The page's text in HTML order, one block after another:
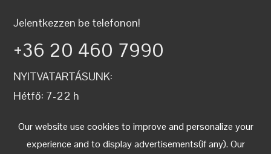
Our website use cookies to improve and personalize your
experience and to display advertisements(if any). Our
Jelentkezzen be telefonon!
+36 20 460 7990
NYITVATARTÁSUNK:
Hétfő: 7-22 h
Szerda: 7-22 h